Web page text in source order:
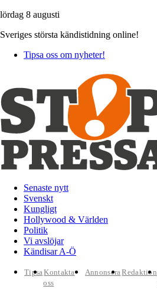
lördag 8 augusti
Sveriges största kändistidning online!
Tipsa oss om nyheter!
Senaste nytt
Svenskt
Kungligt
Hollywood & Världen
Politik
Vi avslöjar
Kändisar A-Ö
TipsaKontakta
oss
AnnonseraRedaktion